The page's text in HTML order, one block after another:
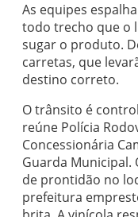
As equipes
todo trecho que o
sugar o produto.
carretas, que
destino correto.
O trânsito é
reúne Polícia
Concessionária
Guarda Municipal.
de prontidão no
prefeitura